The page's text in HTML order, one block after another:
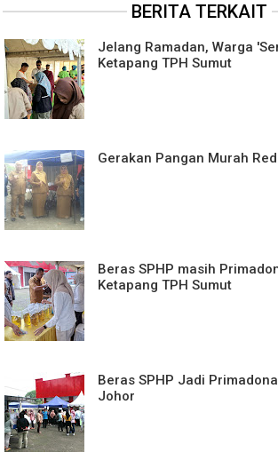
BERITA TERKAIT
Jelang Ramadan, Warga
Ketapang TPH Sumut
Gerakan Pangan Murah
Beras SPHP masih
Ketapang TPH Sumut
Beras SPHP Jadi
Johor